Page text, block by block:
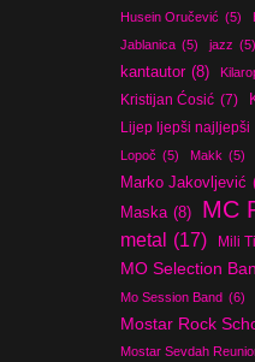
Husein Oručević (5)
Jablanica (5) jazz (5)
kantautor (8)
Kristijan Ćosić (7)
Lijep ljepši najljepši
Lopoč (5) Makk (5)
Marko Jakovljević
Maska (8) MC
metal (17) Mili
MO Selection
Mo Session Band (6)
Mostar Rock
Mostar Sevdah